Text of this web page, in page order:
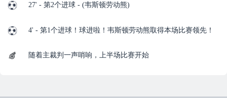
27' - 第2个进球 - (韦斯顿劳动熊)
4' - 第1个进球！球进啦！韦斯顿劳动熊取得本场比赛领先！
随着主裁判一声哨响，上半场比赛开始